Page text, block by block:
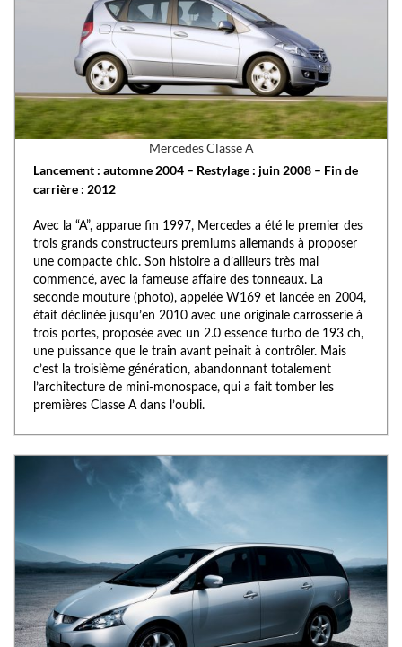
Mercedes Classe A
Lancement : automne 2004 – Restylage : juin 2008 – Fin de
carrière : 2012
Avec la “A”, apparue fin 1997, Mercedes a été le premier des
trois grands constructeurs premiums allemands à proposer
une compacte chic. Son histoire a d’ailleurs très mal
commencé, avec la fameuse affaire des tonneaux. La
seconde mouture (photo), appelée W169 et lancée en 2004,
était déclinée jusqu’en 2010 avec une originale carrosserie à
trois portes, proposée avec un 2.0 essence turbo de 193 ch,
une puissance que le train avant peinait à contrôler. Mais
c’est la troisième génération, abandonnant totalement
l’architecture de mini-monospace, qui a fait tomber les
premières Classe A dans l’oubli.